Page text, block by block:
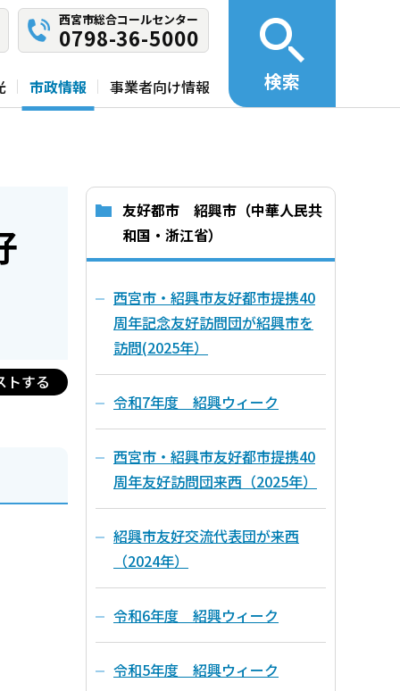
西宮市総合コールセンター
0798-36-5000
市政情報 事業者向け情報 検索
トする
友好都市 紹興市（中華人民共
和国・浙江省）
西宮市・紹興市友好都市提携40
周年記念友好訪問団が紹興市を
訪問(2025年）
令和7年度 紹興ウィーク
西宮市・紹興市友好都市提携40
周年友好訪問団来西（2025年）
紹興市友好交流代表団が来西
（2024年）
令和6年度 紹興ウィーク
令和5年度 紹興ウィーク